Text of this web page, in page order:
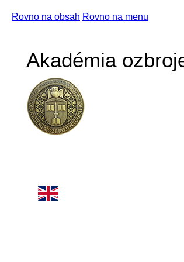
Rovno na obsah Rovno na menu
Akadémia